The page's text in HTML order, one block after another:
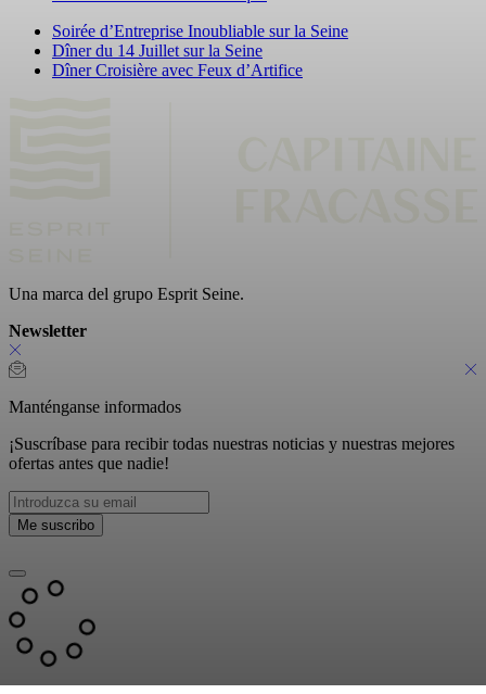
Soirée d’Entreprise Inoubliable sur la Seine
Dîner du 14 Juillet sur la Seine
Dîner Croisière avec Feux d’Artifice
Una marca del grupo Esprit Seine.
Newsletter
Manténganse informados
¡Suscríbase para recibir todas nuestras noticias y nuestras mejores
ofertas antes que nadie!